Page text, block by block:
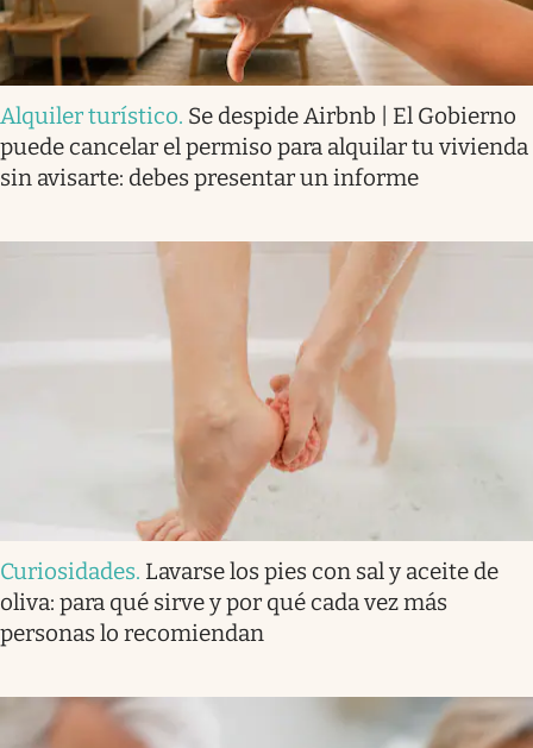
Alquiler turístico. Se despide Airbnb | El Gobierno
puede cancelar el permiso para alquilar tu vivienda
sin avisarte: debes presentar un informe
Curiosidades. Lavarse los pies con sal y aceite de
oliva: para qué sirve y por qué cada vez más
personas lo recomiendan